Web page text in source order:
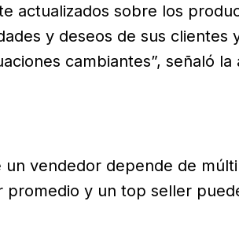
actualizados sobre los
y deseos de sus clientes
cambiantes”, señaló
vendedor depende de
promedio y un top seller